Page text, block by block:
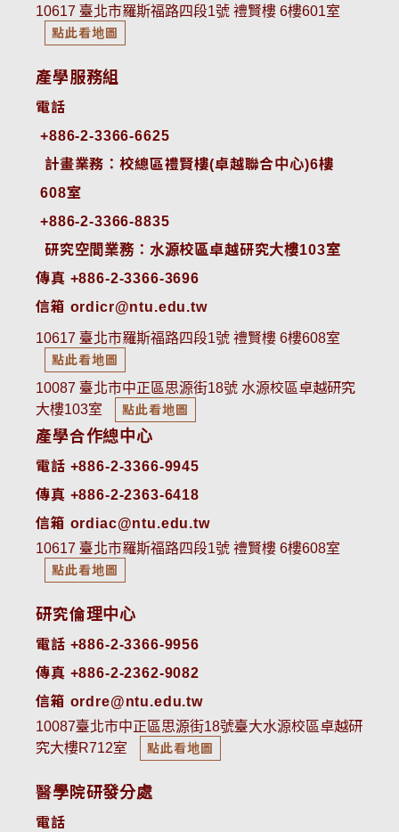
10617 臺北市羅斯福路四段1號 禮賢樓 6樓601室
點此看地圖
產學服務組
電話
+886-2-3366-6625
計畫業務：校總區禮賢樓(卓越聯合中心)6樓
608室
+886-2-3366-8835
研究空間業務：水源校區卓越研究大樓103室
傳真 +886-2-3366-3696
信箱 ordicr@ntu.edu.tw
10617 臺北市羅斯福路四段1號 禮賢樓 6樓608室
點此看地圖
10087 臺北市中正區思源街18號 水源校區卓越研究
大樓103室
點此看地圖
產學合作總中心
電話 +886-2-3366-9945
傳真 +886-2-2363-6418
信箱 ordiac@ntu.edu.tw
10617 臺北市羅斯福路四段1號 禮賢樓 6樓608室
點此看地圖
研究倫理中心
電話 +886-2-3366-9956
傳真 +886-2-2362-9082
信箱 ordre@ntu.edu.tw
10087臺北市中正區思源街18號臺大水源校區卓越研
究大樓R712室
點此看地圖
醫學院研發分處
電話